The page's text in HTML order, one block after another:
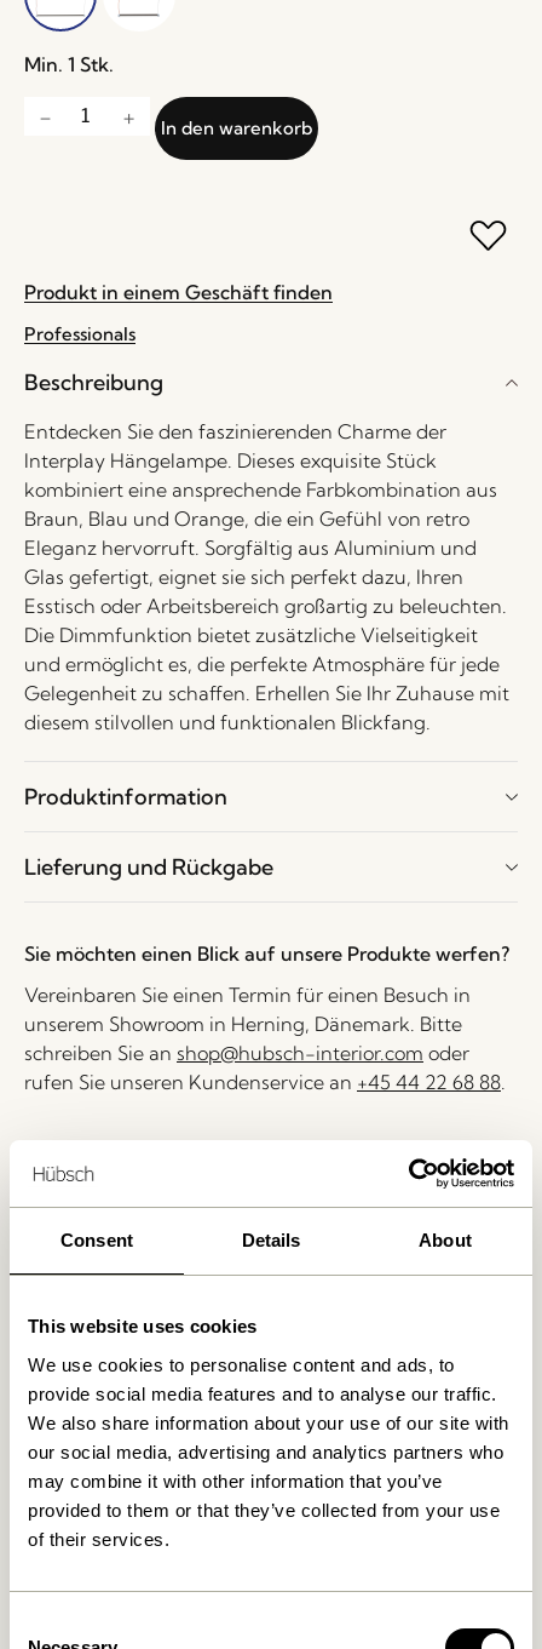
Consent Details About
This website uses cookies
We use cookies to personalise content and ads, to
provide social media features and to analyse our traffic.
We also share information about your use of our site with
our social media, advertising and analytics partners who
may combine it with other information that you’ve
provided to them or that they’ve collected from your use
of their services.
Min. 1 Stk.
In den warenkorb
Produkt in einem Geschäft finden
Professionals
Beschreibung
Entdecken Sie den faszinierenden Charme der
Interplay Hängelampe. Dieses exquisite Stück
kombiniert eine ansprechende Farbkombination aus
Braun, Blau und Orange, die ein Gefühl von retro
Eleganz hervorruft. Sorgfältig aus Aluminium und
Glas gefertigt, eignet sie sich perfekt dazu, Ihren
Esstisch oder Arbeitsbereich großartig zu beleuchten.
Die Dimmfunktion bietet zusätzliche Vielseitigkeit
und ermöglicht es, die perfekte Atmosphäre für jede
Gelegenheit zu schaffen. Erhellen Sie Ihr Zuhause mit
diesem stilvollen und funktionalen Blickfang.
Produktinformation
Lieferung und Rückgabe
Sie möchten einen Blick auf unsere Produkte werfen?
Vereinbaren Sie einen Termin für einen Besuch in
unserem Showroom in Herning, Dänemark. Bitte
schreiben Sie an shop@hubsch-interior.com oder
rufen Sie unseren Kundenservice an +45 44 22 68 88.
30 Tage Rückgaberecht
Kostenlose Lieferung über499 DKK*
Ähnliche Produkte